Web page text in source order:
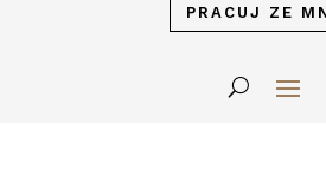
PRACUJ ZE